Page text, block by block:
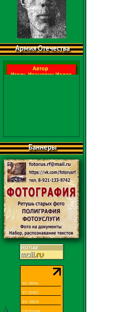
Армия Отечества
Баннеры